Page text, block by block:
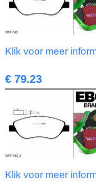
Klik voor meer
€ 79.23
Klik voor meer